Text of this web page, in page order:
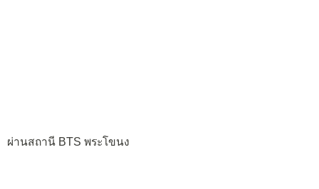
ผ่านสถานี BTS พระโขนง